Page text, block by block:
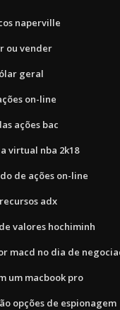
naperville
ou vender
geral
on-line
ações bac
virtual nba 2k18
de ações on-line
adx
valores hochiminh
macd no dia de
um macbook pro
opções de espionagem